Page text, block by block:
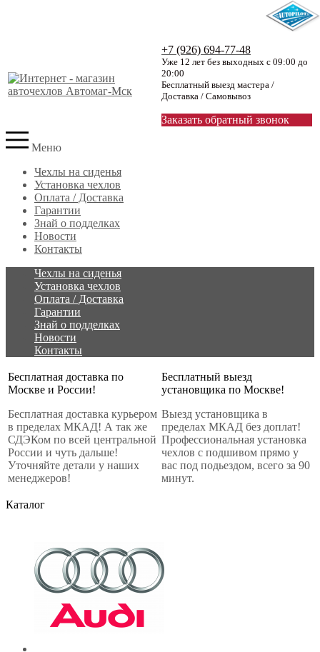
+7 (926) 694-77-48
Уже 12 лет без выходных с 09:00 до
20:00
Бесплатный выезд мастера /
Доставка / Самовывоз
Заказать обратный звонок
Меню
Чехлы на сиденья
Установка чехлов
Оплата / Доставка
Гарантии
Знай о подделках
Новости
Контакты
Чехлы на сиденья
Установка чехлов
Оплата / Доставка
Гарантии
Знай о подделках
Новости
Контакты
Бесплатная доставка по
Москве и России!
Бесплатная доставка курьером
в пределах МКАД! А так же
СДЭКом по всей центральной
России и чуть дальше!
Уточняйте детали у наших
менеджеров!
Бесплатный выезд
установщика по Москве!
Выезд установщика в
пределах МКАД без доплат!
Профессиональная установка
чехлов с подшивом прямо у
вас под подьездом, всего за 90
минут.
Каталог